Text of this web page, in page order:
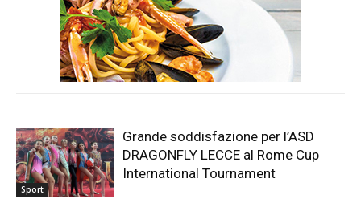
Sport
Grande soddisfazione per l’ASD
DRAGONFLY LECCE al Rome Cup
International Tournament